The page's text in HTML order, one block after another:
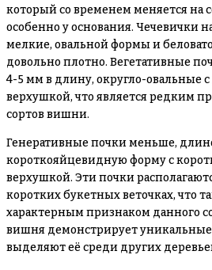
который со временем меняется на
особенно у основания. Чечевички
мелкие, овальной формы и
довольно плотно. Вегетативные
4-5 мм в длину, округло-овальные
верхушкой, что является редким
сортов вишни.
Генеративные почки меньше,
короткояйцевидную форму с
верхушкой. Эти почки
коротких букетных веточках, что
характерным признаком данного
вишня демонстрирует
выделяют её среди других